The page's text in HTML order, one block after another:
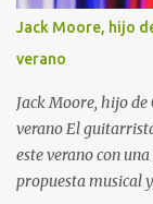
Jack Moore, hijo
verano
Jack Moore, hijo
verano El
este verano con
propuesta musical